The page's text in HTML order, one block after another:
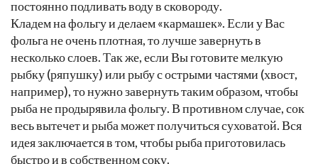
постоянно подливать воду в сковороду.
Кладем на фольгу и делаем «кармашек». Если у Вас
фольга не очень плотная, то лучше завернуть в
несколько слоев. Так же, если Вы готовите мелкую
рыбку (ряпушку) или рыбу с острыми частями (хвост,
например), то нужно завернуть таким образом, чтобы
рыба не продырявила фольгу. В противном случае, сок
весь вытечет и рыба может получиться суховатой. Вся
идея заключается в том, чтобы рыба приготовилась
быстро и в собственном соку.